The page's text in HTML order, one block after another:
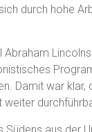
durch hohe
Damit war klar,
aus der